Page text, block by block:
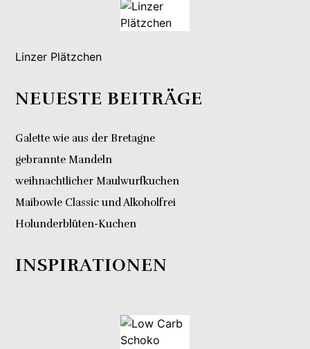
Linzer Plätzchen
NEUESTE BEITRÄGE
Galette wie aus der Bretagne
gebrannte Mandeln
weihnachtlicher Maulwurfkuchen
Maibowle Classic und Alkoholfrei
Holunderblüten-Kuchen
INSPIRATIONEN